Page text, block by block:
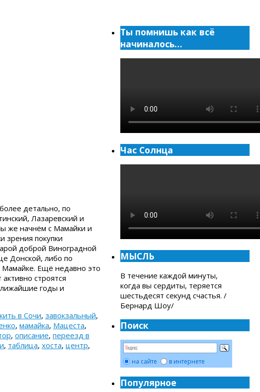
детально, по
Лазаревский и
же начнём с Мамайки и
зрения покупки
доброй Виноградной
Донской, либо по
Ещё недавно это
строятся
годы и
в Сочи, завокзальный,
, мамайка, Мацеста,
, описание, переезд в
, таблица, хоста, центр,
Ты помнишь как всё
начиналось…
Час Солнца
МЫСЛЬ
В течение каждой минуты,
когда вы сердиты, теряется
шестьдесят секунд счастья. /
Бернард Шоу/
Поиск
на сайте в интернете
Популярное